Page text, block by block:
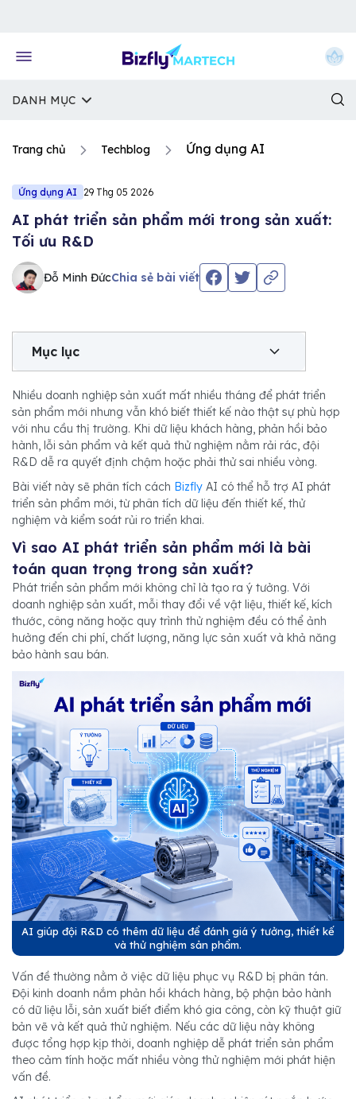
DANH MỤC
Trang chủ Techblog Ứng dụng AI
Ứng dụng AI 29 Thg 05 2026
AI phát triển sản phẩm mới trong sản xuất:
Tối ưu R&D
Đỗ Minh ĐứcChia sẻ bài viết
Mục lục
Nhiều doanh nghiệp sản xuất mất nhiều tháng để phát triển
sản phẩm mới nhưng vẫn khó biết thiết kế nào thật sự phù hợp
với nhu cầu thị trường. Khi dữ liệu khách hàng, phản hồi bảo
hành, lỗi sản phẩm và kết quả thử nghiệm nằm rải rác, đội
R&D dễ ra quyết định chậm hoặc phải thử sai nhiều vòng.
Bài viết này sẽ phân tích cách Bizfly AI có thể hỗ trợ AI phát
triển sản phẩm mới, từ phân tích dữ liệu đến thiết kế, thử
nghiệm và kiểm soát rủi ro triển khai.
Vì sao AI phát triển sản phẩm mới là bài
toán quan trọng trong sản xuất?
Phát triển sản phẩm mới không chỉ là tạo ra ý tưởng. Với
doanh nghiệp sản xuất, mỗi thay đổi về vật liệu, thiết kế, kích
thước, công năng hoặc quy trình thử nghiệm đều có thể ảnh
hưởng đến chi phí, chất lượng, năng lực sản xuất và khả năng
bảo hành sau bán.
AI giúp đội R&D có thêm dữ liệu để đánh giá ý tưởng, thiết kế
và thử nghiệm sản phẩm.
Vấn đề thường nằm ở việc dữ liệu phục vụ R&D bị phân tán.
Đội kinh doanh nắm phản hồi khách hàng, bộ phận bảo hành
có dữ liệu lỗi, sản xuất biết điểm khó gia công, còn kỹ thuật giữ
bản vẽ và kết quả thử nghiệm. Nếu các dữ liệu này không
được tổng hợp kịp thời, doanh nghiệp dễ phát triển sản phẩm
theo cảm tính hoặc mất nhiều vòng thử nghiệm mới phát hiện
vấn đề.